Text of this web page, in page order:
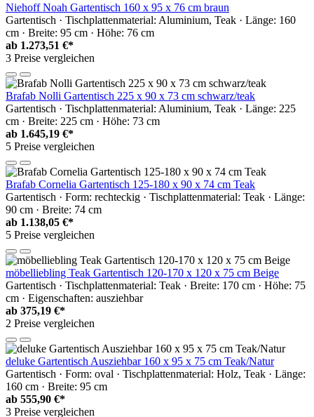
Niehoff Noah Gartentisch 160 x 95 x 76 cm braun
Gartentisch · Tischplattenmaterial: Aluminium, Teak · Länge: 160
cm · Breite: 95 cm · Höhe: 76 cm
ab 1.273,51 €*
3 Preise vergleichen
Brafab Nolli Gartentisch 225 x 90 x 73 cm schwarz/teak
Gartentisch · Tischplattenmaterial: Aluminium, Teak · Länge: 225
cm · Breite: 225 cm · Höhe: 73 cm
ab 1.645,19 €*
5 Preise vergleichen
Brafab Cornelia Gartentisch 125-180 x 90 x 74 cm Teak
Gartentisch · Form: rechteckig · Tischplattenmaterial: Teak · Länge:
90 cm · Breite: 74 cm
ab 1.138,05 €*
5 Preise vergleichen
möbelliebling Teak Gartentisch 120-170 x 120 x 75 cm Beige
Gartentisch · Tischplattenmaterial: Teak · Breite: 170 cm · Höhe: 75
cm · Eigenschaften: ausziehbar
ab 375,19 €*
2 Preise vergleichen
deluke Gartentisch Ausziehbar 160 x 95 x 75 cm Teak/Natur
Gartentisch · Form: oval · Tischplattenmaterial: Holz, Teak · Länge:
160 cm · Breite: 95 cm
ab 555,90 €*
3 Preise vergleichen